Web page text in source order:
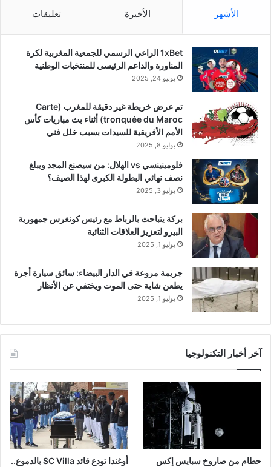
الأشهر الأخيرة تعليقات
1xBet الراعي الرسمي للجمعية المغربية لكرة
المناورة والداعم الرئيسي للمنتخبات الوطنية
يونيو 24, 2025
تم عرض خريطة غير دقيقة للمغرب (Carte
tronquée du Maroc) أثناء بث مباريات كأس
الأمم الأفريقية للسيدات بسبب خلل فني
يوليو 8, 2025
فلومينينسي vs الهلال: من سيصنع المجد ويبلغ
نصف نهائي البطولة الكبرى لهذا الصيف؟
يوليو 3, 2025
بركة يتباحث بالرباط مع رئيس كونغرس جمهورية
البيرو لتعزيز العلاقات الثنائية
يوليو 1, 2025
جريمة مروعة في الدار البيضاء: سائق سيارة أجرة
يطعن شابة حتى الموت ويختفي عن الأنظار
يوليو 1, 2025
آخر أخبار التكنولوجيا
حطام من صاروخ سبايس إكس
أوغندا تودع قائد SC Villa بالدموع..